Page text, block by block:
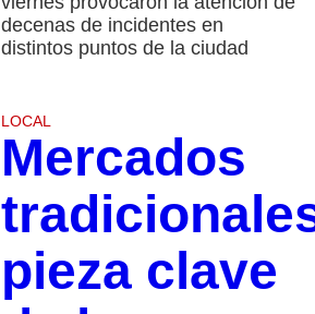
decenas de incidentes en
distintos puntos de la ciudad
LOCAL
Mercados
pieza clave